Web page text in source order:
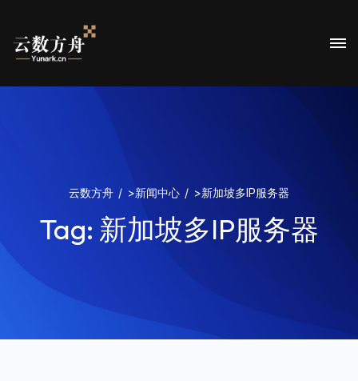
云数方舟 >新闻中心 >新加坡多IP服务器
Tag: 新加坡多IP服务器